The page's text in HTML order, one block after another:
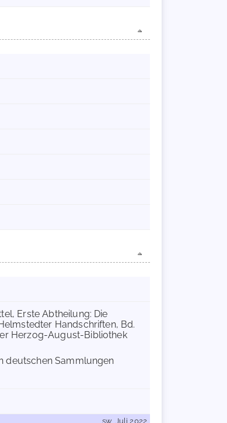
Erste Abtheilung: Die
Handschriften, Bd.
Herzog-August-Bibliothek
deutschen Sammlungen
sw, Juli 2022